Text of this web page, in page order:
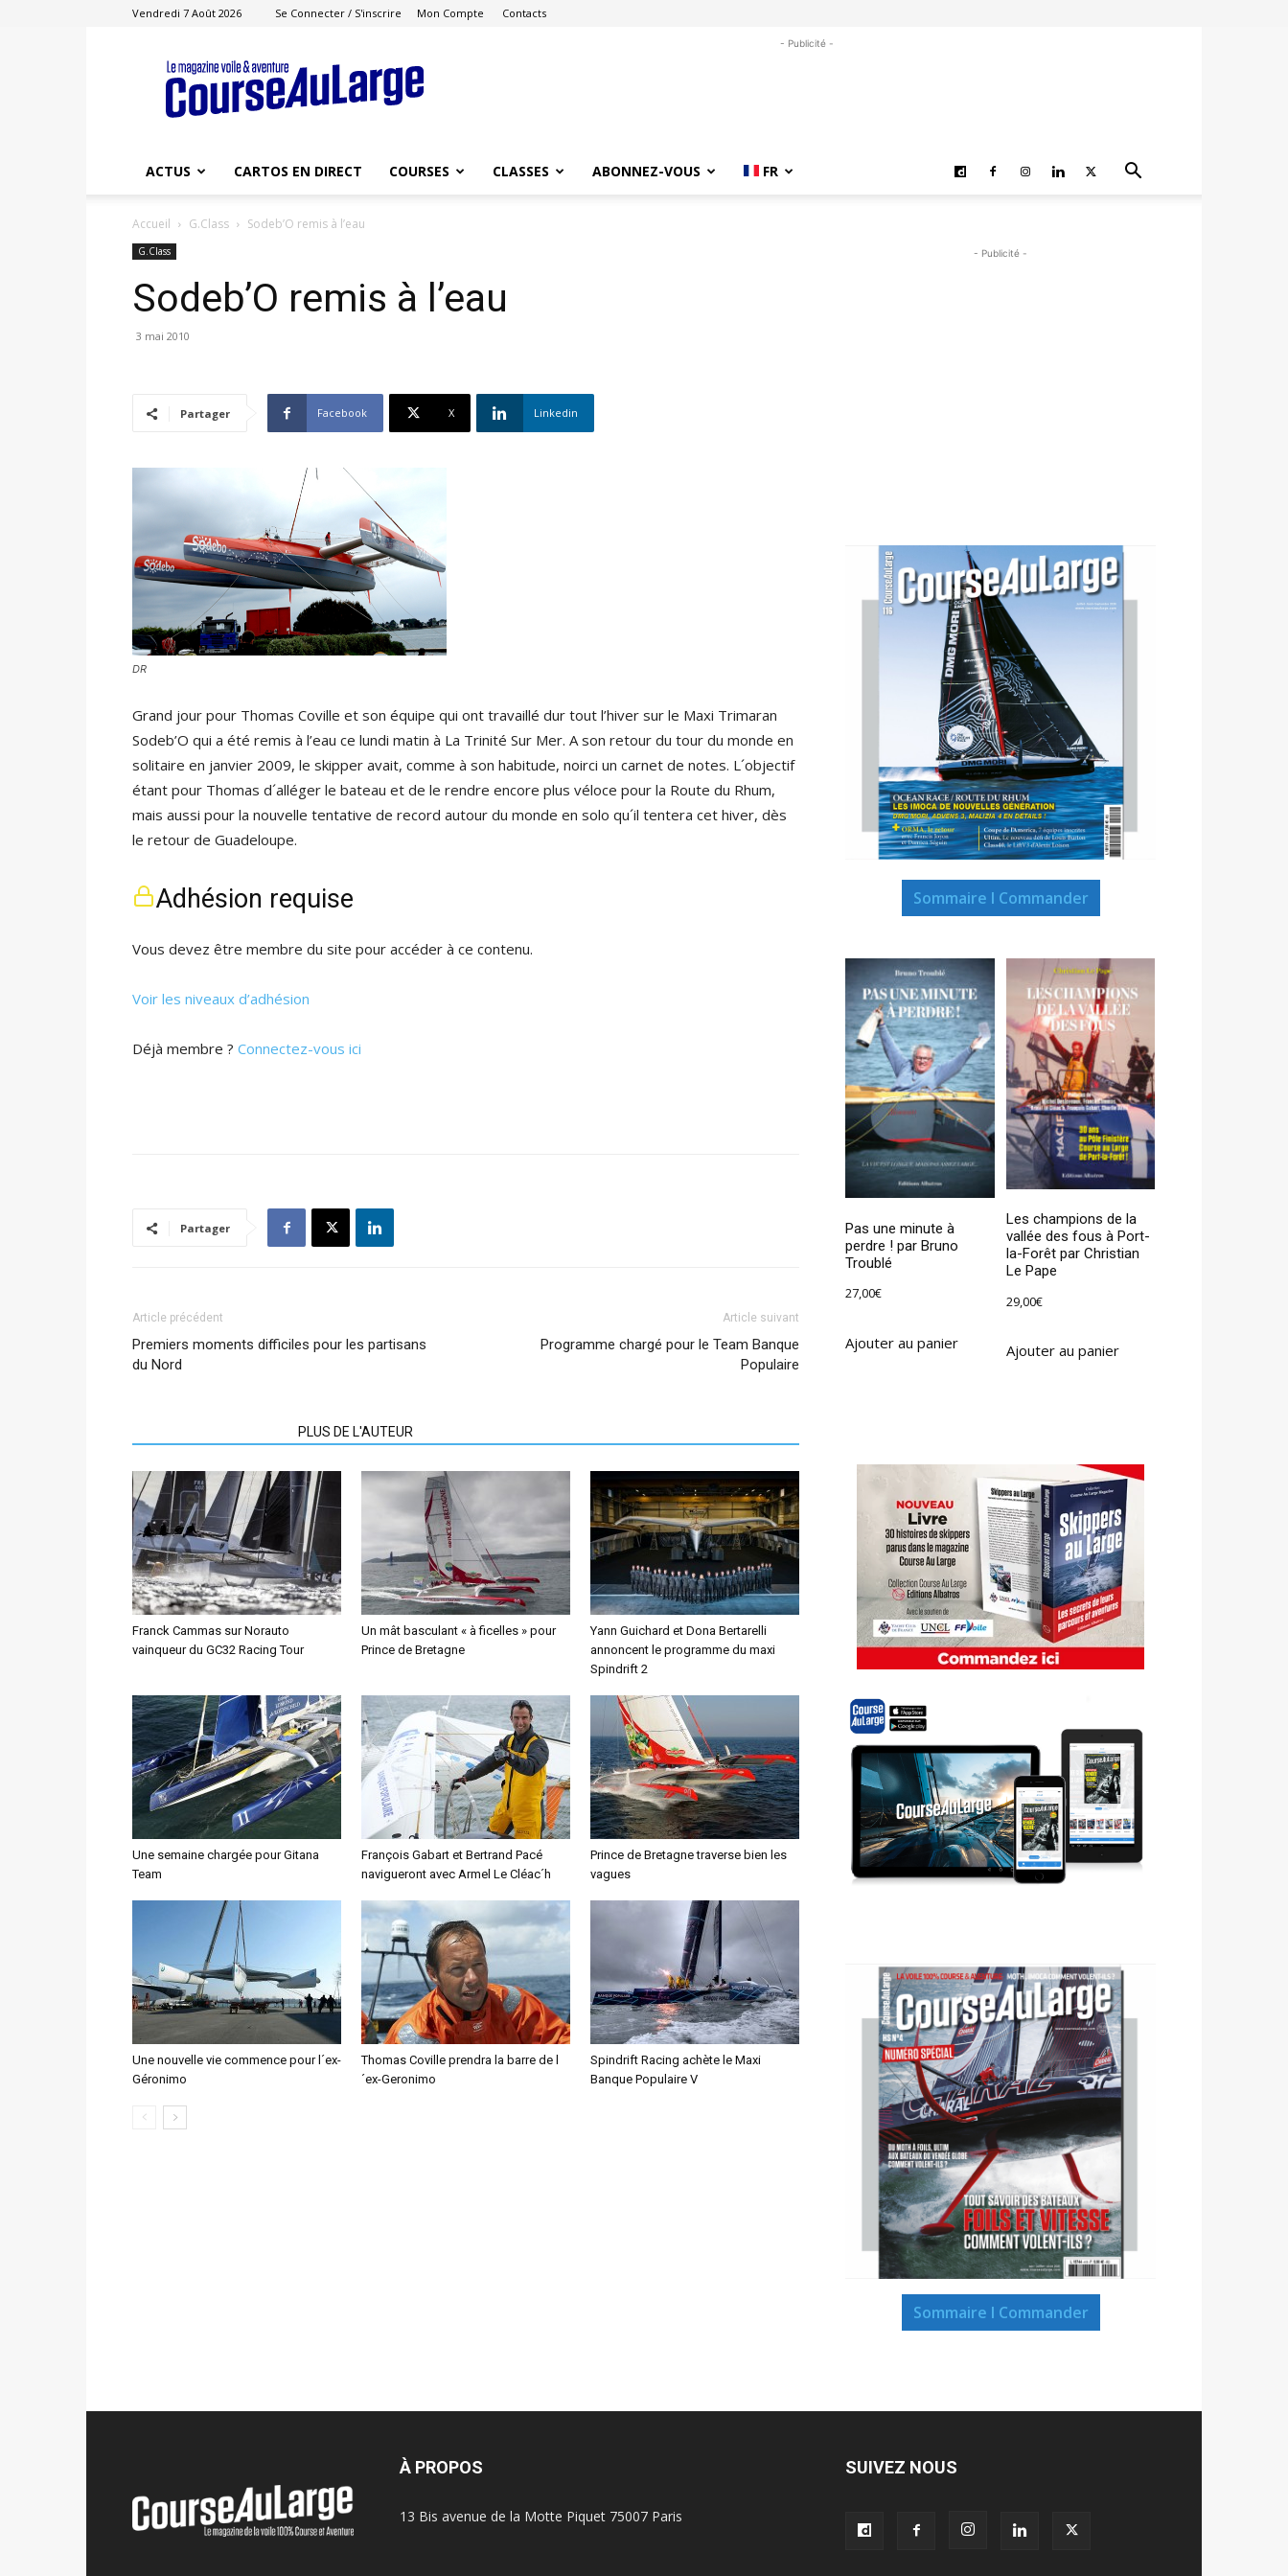
Vendredi 7 Août 2026 Se Connecter / S'inscrire Mon Compte Contacts
Course
au
Large
- Publicité -
ACTUS CARTOS EN DIRECT COURSES CLASSES ABONNEZ-VOUS FR
Accueil G.Class Sodeb’O remis à l’eau
G.Class
Sodeb’O remis à l’eau
3 mai 2010
Partager Facebook X Linkedin
DR
Grand jour pour Thomas Coville et son équipe qui ont travaillé dur tout l’hiver sur le Maxi Trimaran
Sodeb’O qui a été remis à l’eau ce lundi matin à La Trinité Sur Mer. A son retour du tour du monde en
solitaire en janvier 2009, le skipper avait, comme à son habitude, noirci un carnet de notes. L´objectif
étant pour Thomas d´alléger le bateau et de le rendre encore plus véloce pour la Route du Rhum,
mais aussi pour la nouvelle tentative de record autour du monde en solo qu´il tentera cet hiver, dès
le retour de Guadeloupe.
Adhésion requise
Vous devez être membre du site pour accéder à ce contenu.
Voir les niveaux d’adhésion
Déjà membre ? Connectez-vous ici
Partager
Article précédent
Premiers moments difficiles pour les partisans
du Nord
Article suivant
Programme chargé pour le Team Banque
Populaire
PLUS DE L'AUTEUR
Franck Cammas sur Norauto
vainqueur du GC32 Racing Tour
Un mât basculant « à ficelles » pour
Prince de Bretagne
Yann Guichard et Dona Bertarelli
annoncent le programme du maxi
Spindrift 2
Une semaine chargée pour Gitana
Team
François Gabart et Bertrand Pacé
navigueront avec Armel Le Cléac´h
Prince de Bretagne traverse bien les
vagues
Une nouvelle vie commence pour l´ex-
Géronimo
Thomas Coville prendra la barre de l
´ex-Geronimo
Spindrift Racing achète le Maxi
Banque Populaire V
- Publicité -
Sommaire I Commander
Pas une minute à
perdre ! par Bruno
Troublé
27,00€
Ajouter au panier
Les champions de la
vallée des fous à Port-
la-Forêt par Christian
Le Pape
29,00€
Ajouter au panier
Sommaire I Commander
À PROPOS
13 Bis avenue de la Motte Piquet 75007 Paris
SUIVEZ NOUS